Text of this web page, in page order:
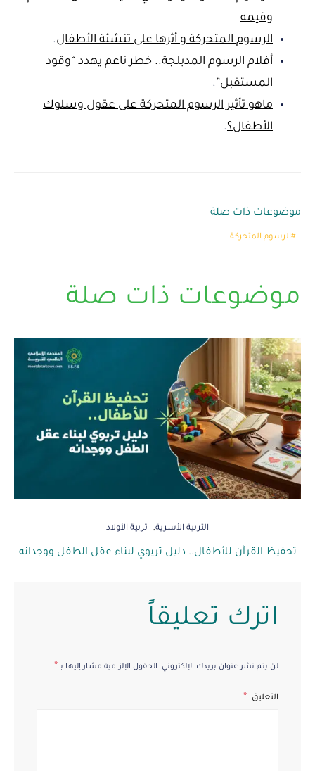
وقيمه
الرسوم المتحركة و أثرها على تنشئة الأطفال.
أفلام الرسوم المدبلجة.. خطر ناعم يهدد “وقود
المستقبل”.
ماهو تأثير الرسوم المتحركة على عقول وسلوك
الأطفال؟.
موضوعات ذات صلة
الرسوم المتحركة
موضوعات ذات صلة
التربية الأسرية تربية الأولاد
تحفيظ القرآن للأطفال.. دليل تربوي لبناء عقل الطفل ووجدانه
اترك تعليقاً
لن يتم نشر عنوان بريدك الإلكتروني. الحقول الإلزامية مشار إليها بـ *
التعليق